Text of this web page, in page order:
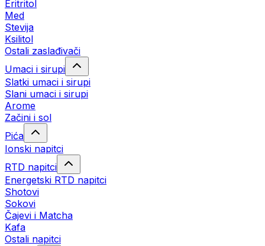
Eritritol
Med
Stevija
Ksilitol
Ostali zaslađivači
Umaci i sirupi
Slatki umaci i sirupi
Slani umaci i sirupi
Arome
Začini i sol
Pića
Ionski napitci
RTD napitci
Energetski RTD napitci
Shotovi
Sokovi
Čajevi i Matcha
Kafa
Ostali napitci